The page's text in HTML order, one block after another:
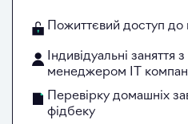
Пожиттєвий доступ до
Індивідуальні заняття
менеджером ІТ
Перевірку домашніх
фідбеку